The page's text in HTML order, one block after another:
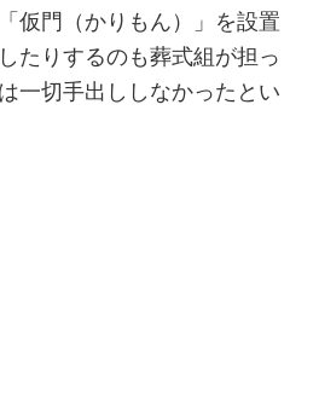
仮門（かりもん）」を設置
たりするのも葬式組が担っ
一切手出ししなかったとい